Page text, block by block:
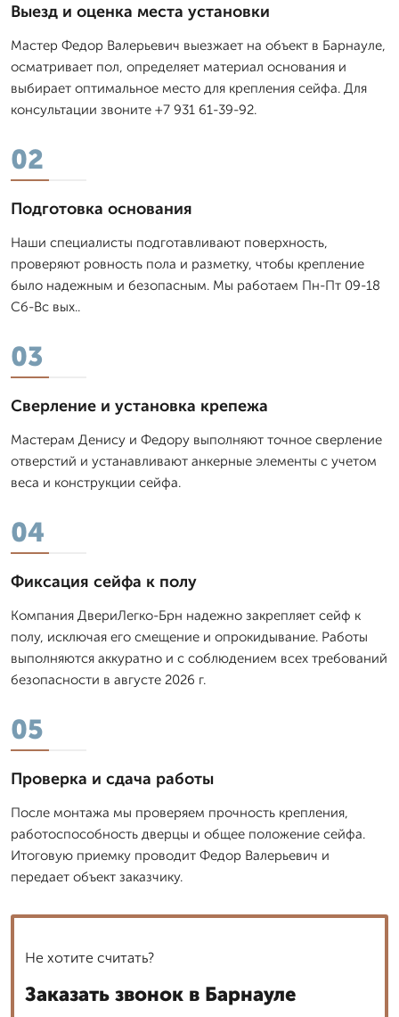
Выезд и оценка места установки
Мастер Федор Валерьевич выезжает на объект в Барнауле,
осматривает пол, определяет материал основания и
выбирает оптимальное место для крепления сейфа. Для
консультации звоните +7 931 61-39-92.
02
Подготовка основания
Наши специалисты подготавливают поверхность,
проверяют ровность пола и разметку, чтобы крепление
было надежным и безопасным. Мы работаем Пн-Пт 09-18
Сб-Вс вых..
03
Сверление и установка крепежа
Мастерам Денису и Федору выполняют точное сверление
отверстий и устанавливают анкерные элементы с учетом
веса и конструкции сейфа.
04
Фиксация сейфа к полу
Компания ДвериЛегко-Брн надежно закрепляет сейф к
полу, исключая его смещение и опрокидывание. Работы
выполняются аккуратно и с соблюдением всех требований
безопасности в августе 2026 г.
05
Проверка и сдача работы
После монтажа мы проверяем прочность крепления,
работоспособность дверцы и общее положение сейфа.
Итоговую приемку проводит Федор Валерьевич и
передает объект заказчику.
Не хотите считать?
Заказать звонок в Барнауле